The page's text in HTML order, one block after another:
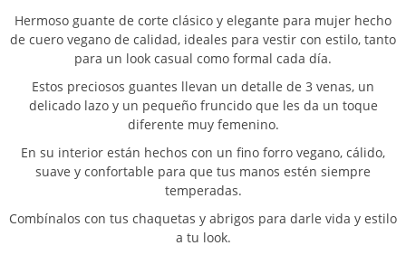
Hermoso guante de corte clásico y elegante para mujer hecho
de cuero vegano de calidad, ideales para vestir con estilo, tanto
para un look casual como formal cada día.
Estos preciosos guantes llevan un detalle de 3 venas, un
delicado lazo y un pequeño fruncido que les da un toque
diferente muy femenino.
En su interior están hechos con un fino forro vegano, cálido,
suave y confortable para que tus manos estén siempre
temperadas.
Combínalos con tus chaquetas y abrigos para darle vida y estilo
a tu look.